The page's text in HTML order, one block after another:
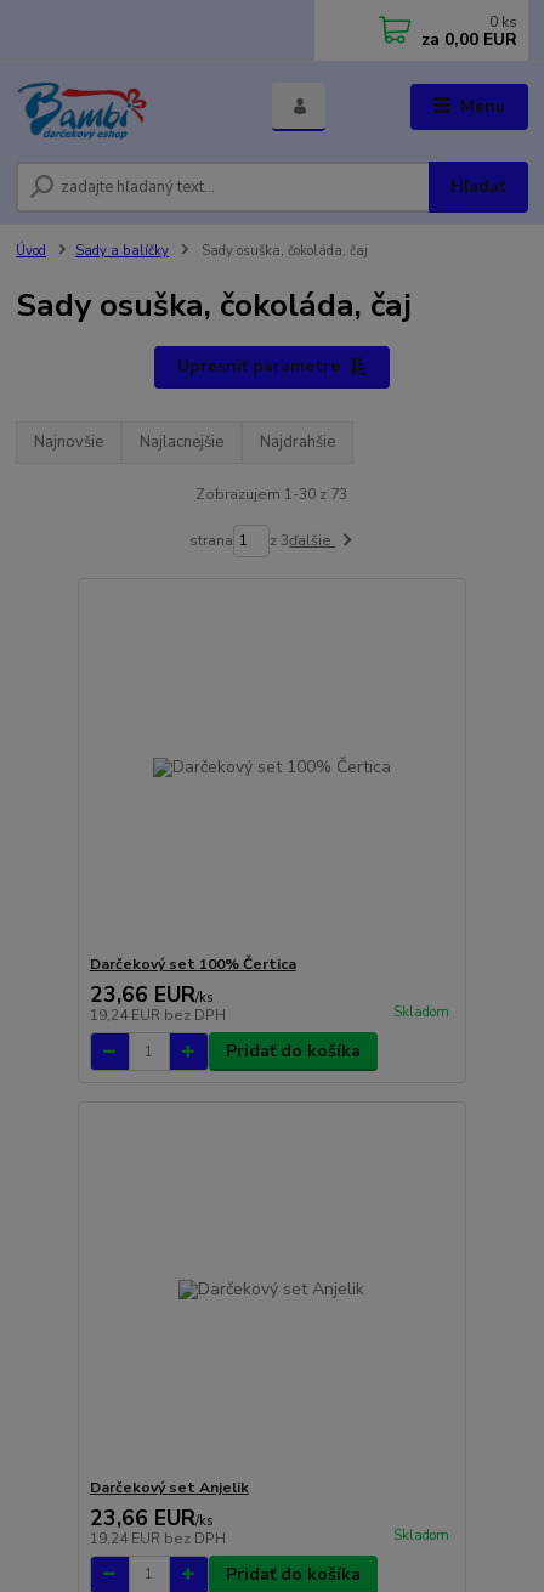
Menu
Hľadať
0 ks
za 0,00 EUR
Úvod Sady a balíčky Sady osuška, čokoláda, čaj
Sady osuška, čokoláda, čaj
Upresniť parametre
Najnovšie Najlacnejšie Najdrahšie
Zobrazujem 1-30 z 73
strana z 3ďalšie
Darčekový set 100% Čertica
23,66 EUR/ks
19,24 EUR bez DPH Skladom
Pridať do košíka
Darčekový set Anjelik
23,66 EUR/ks
19,24 EUR bez DPH Skladom
Pridať do košíka